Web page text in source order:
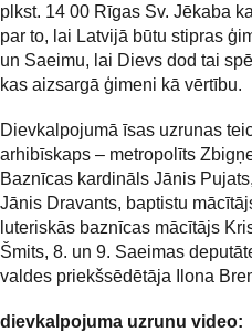
plkst. 14 00 Rīgas Sv. Jēkaba
par to, lai Latvijā būtu stipras
un Saeimu, lai Dievs dod tai
kas aizsargā ģimeni kā vērtību.
Dievkalpojumā īsas uzrunas
arhibīskaps – metropolīts
Baznīcas kardināls Jānis
Jānis Dravants, baptistu
luteriskās baznīcas mācītājs
Šmits, 8. un 9. Saeimas
valdes priekšsēdētāja Ilona
dievkalpojuma uzrunu video: